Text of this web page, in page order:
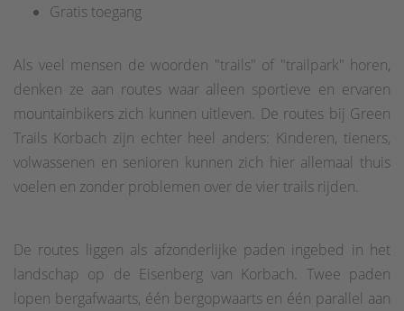
Gratis toegang
Als veel mensen de woorden "trails" of "trailpark" horen,
denken ze aan routes waar alleen sportieve en ervaren
mountainbikers zich kunnen uitleven. De routes bij Green
Trails Korbach zijn echter heel anders: Kinderen, tieners,
volwassenen en senioren kunnen zich hier allemaal thuis
voelen en zonder problemen over de vier trails rijden.
De routes liggen als afzonderlijke paden ingebed in het
landschap op de Eisenberg van Korbach. Twee paden
lopen bergafwaarts, één bergopwaarts en één parallel aan